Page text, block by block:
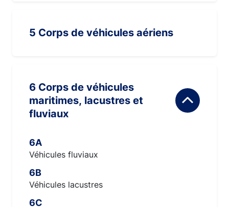
5 Corps de véhicules aériens
6 Corps de véhicules
maritimes, lacustres et
fluviaux
6A
Véhicules fluviaux
6B
Véhicules lacustres
6C